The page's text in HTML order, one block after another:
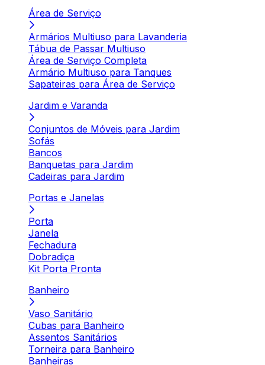
Área de Serviço
Armários Multiuso para Lavanderia
Tábua de Passar Multiuso
Área de Serviço Completa
Armário Multiuso para Tanques
Sapateiras para Área de Serviço
Jardim e Varanda
Conjuntos de Móveis para Jardim
Sofás
Bancos
Banquetas para Jardim
Cadeiras para Jardim
Portas e Janelas
Porta
Janela
Fechadura
Dobradiça
Kit Porta Pronta
Banheiro
Vaso Sanitário
Cubas para Banheiro
Assentos Sanitários
Torneira para Banheiro
Banheiras